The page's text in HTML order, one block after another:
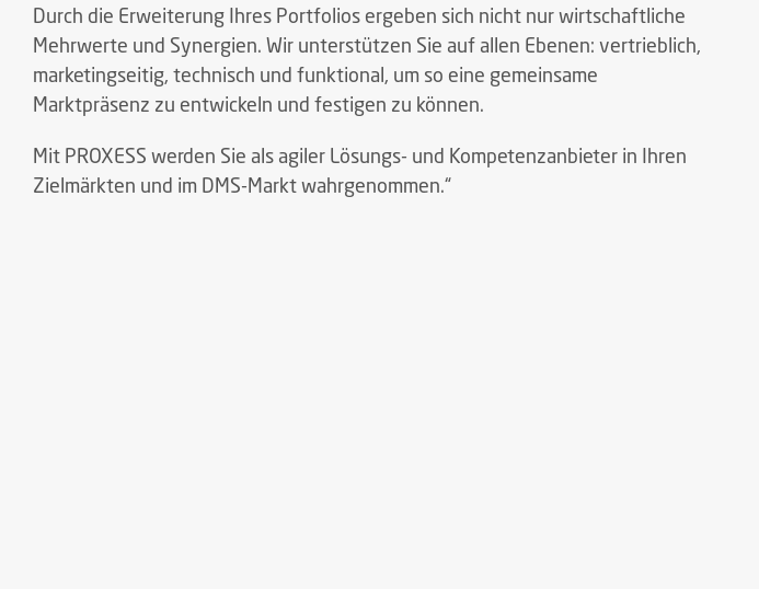
Durch die Erweiterung Ihres Portfolios ergeben sich nicht nur wirtschaftliche
Mehrwerte und Synergien. Wir unterstützen Sie auf allen Ebenen: vertrieblich,
marketingseitig, technisch und funktional, um so eine gemeinsame
Marktpräsenz zu entwickeln und festigen zu können.
Mit PROXESS werden Sie als agiler Lösungs- und Kompetenzanbieter in Ihren
Zielmärkten und im DMS-Markt wahrgenommen.“